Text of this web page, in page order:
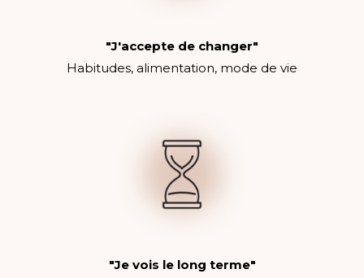
"J'accepte de changer"
Habitudes, alimentation, mode de vie
"Je vois le long terme"